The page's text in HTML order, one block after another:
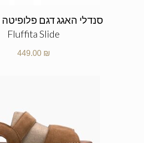
Fluffita Slide
449.00 ₪